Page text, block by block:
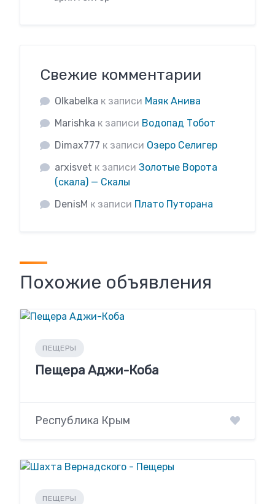
Свежие комментарии
Olkabelka к записи Маяк Анива
Marishka к записи Водопад Тобот
Dimax777 к записи Озеро Селигер
arxisvet к записи Золотые Ворота
(скала) — Скалы
DenisM к записи Плато Путорана
Похожие объявления
ПЕЩЕРЫ
Пещера Аджи-Коба
Республика Крым
ПЕЩЕРЫ